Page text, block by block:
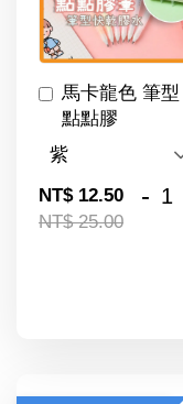
馬卡龍色 筆型
點點膠
NT$ 12.50
NT$ 25.00
-